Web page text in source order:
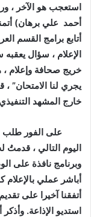
استعجب هو الآخر ،
أحمد علي برهان)
أتابع برامج القسم
الإعلام ، سؤال
خريج صحافة وإعلام
يجري لنا الامتحان” ،
خارج المشهد
على الفور طلب
اليوم التالي ، قدمتُ
وبرنامج نافذة على
أباشر عملي
أتفقنا آخيرا على
استديو الإذاعة.